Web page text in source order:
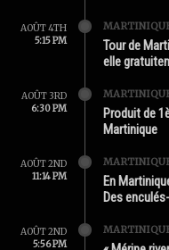
AOÛT 4TH
5:15 PM
Tour de
elle
AOÛT 3RD
6:30 PM
Produit de
Martinique
AOÛT 2ND
11:14 PM
En
Des
AOÛT 2ND
5:56 PM